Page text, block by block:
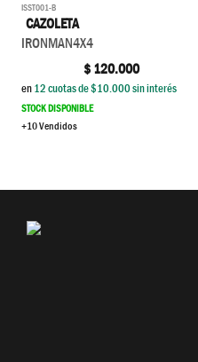
ISST001-B
CAZOLETA
IRONMAN4X4
$120.000
en12cuotas de $10.000sin interés
STOCK DISPONIBLE
+10 Vendidos